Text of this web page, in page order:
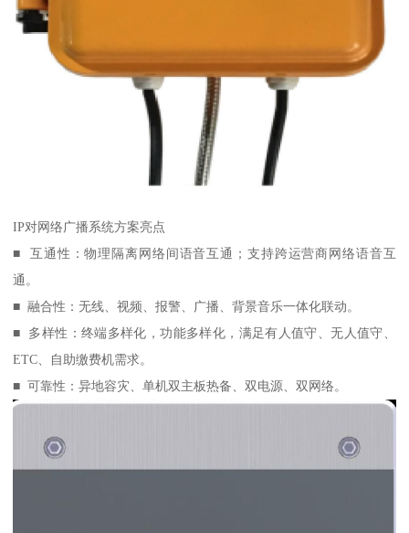
IP对网络广播系统方案亮点
■ 互通性：物理隔离网络间语音互通；支持跨运营商网络语音互
通。
■ 融合性：无线、视频、报警、广播、背景音乐一体化联动。
■ 多样性：终端多样化，功能多样化，满足有人值守、无人值守、
ETC、自助缴费机需求。
■ 可靠性：异地容灾、单机双主板热备、双电源、双网络。